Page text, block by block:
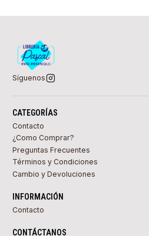
Síguenos
CATEGORÍAS
Contacto
¿Como Comprar?
Preguntas Frecuentes
Términos y Condiciones
Cambio y Devoluciones
INFORMACIÓN
Contacto
CONTÁCTANOS